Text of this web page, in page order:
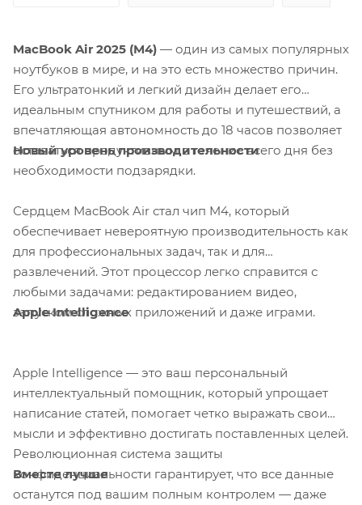
MacBook Air 2025 (M4) — один из самых популярных
ноутбуков в мире, и на это есть множество причин.
Его ультратонкий и легкий дизайн делает его
идеальным спутником для работы и путешествий, а
впечатляющая автономность до 18 часов позволяет
оставаться продуктивным в течение всего дня без
необходимости подзарядки.
Новый уровень производительности
Сердцем MacBook Air стал чип M4, который
обеспечивает невероятную производительность как
для профессиональных задач, так и для
развлечений. Этот процессор легко справится с
любыми задачами: редактированием видео,
запуском сложных приложений и даже играми.
Apple Intelligence
Apple Intelligence — это ваш персональный
интеллектуальный помощник, который упрощает
написание статей, помогает четко выражать свои
мысли и эффективно достигать поставленных целей.
Революционная система защиты
конфиденциальности гарантирует, что все данные
останутся под вашим полным контролем — даже
Вместе лучше